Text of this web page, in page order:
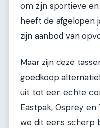
om zijn sportieve
heeft de afgelopen
zijn aanbod van
Maar zijn deze
goedkoop
uit tot een echte
Eastpak, Osprey
we dit eens scherp